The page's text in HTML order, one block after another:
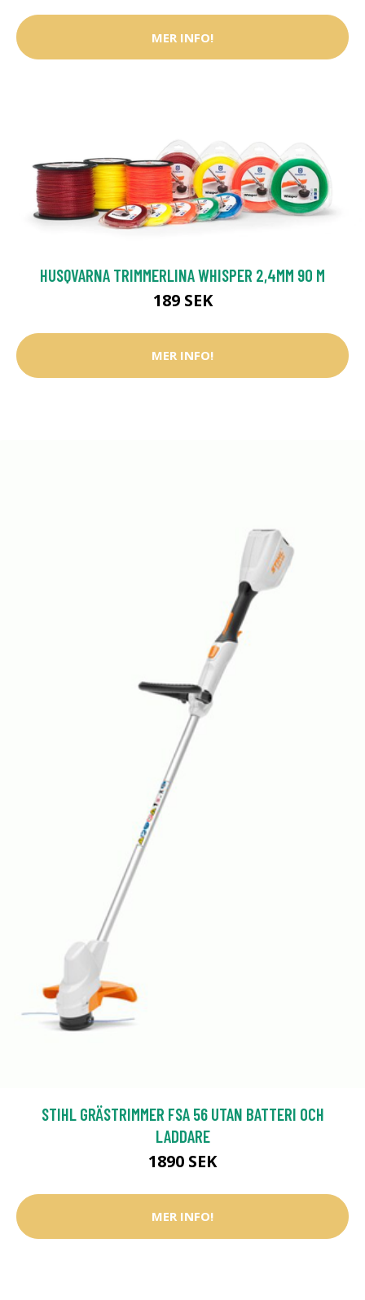
MER INFO!
HUSQVARNA TRIMMERLINA WHISPER 2,4MM 90 M
189 SEK
MER INFO!
STIHL GRÄSTRIMMER FSA 56 UTAN BATTERI OCH
LADDARE
1890 SEK
MER INFO!